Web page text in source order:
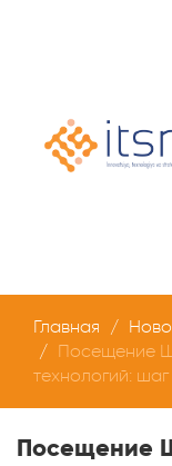
Главная
Посещение
технологий:
Посещение